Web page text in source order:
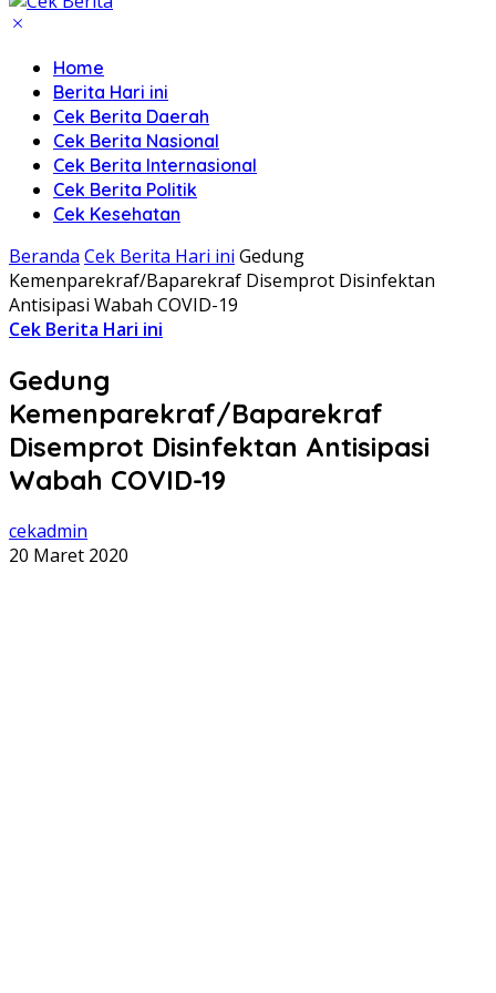
Home
Berita Hari ini
Cek Berita Daerah
Cek Berita Nasional
Cek Berita Internasional
Cek Berita Politik
Cek Kesehatan
Beranda Cek Berita Hari ini Gedung
Kemenparekraf/Baparekraf Disemprot Disinfektan
Antisipasi Wabah COVID-19
Cek Berita Hari ini
Gedung
Kemenparekraf/Baparekraf
Disemprot Disinfektan Antisipasi
Wabah COVID-19
cekadmin
20 Maret 2020